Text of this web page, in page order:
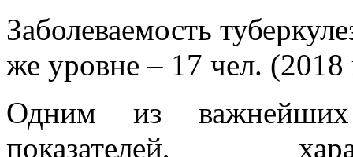
Заболеваемость
же уровне – 17 чел. (2018
Одним из
показателей,